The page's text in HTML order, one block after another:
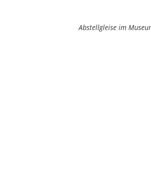
Abstellgleise im